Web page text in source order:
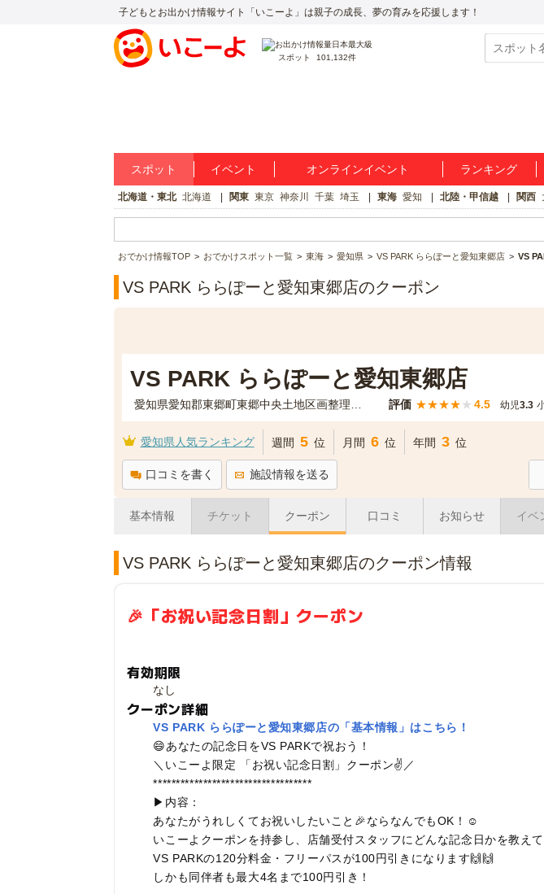
子どもとお出かけ情報サイト「いこーよ」は親子の成長、夢の育みを応援します！
スポット 101,132件
スポット イベント オンラインイベント ランキング
北海道・東北 北海道 関東 東京 神奈川 千葉 埼玉 東海 愛知 北陸・甲信越 関西
おでかけ情報TOP おでかけスポット一覧 東海 愛知県 VS PARK ららぽーと愛知東郷店 VS
VS PARK ららぽーと愛知東郷店のクーポン
VS PARK ららぽーと愛知東郷店
評価 ★★★★★ 4.5 幼児3.3
愛知県人気ランキング 週間 5 位 月間 6 位 年間 3 位
口コミを書く 施設情報を送る
基本情報 チケット クーポン 口コミ お知らせ イベ
VS PARK ららぽーと愛知東郷店のクーポン情報
🎉「お祝い記念日割」クーポン
有効期限
なし
クーポン詳細
VS PARK ららぽーと愛知東郷店の「基本情報」はこちら！
😄あなたの記念日をVS PARKで祝おう！
＼いこーよ限定 「お祝い記念日割」クーポン✌️／
***********************************
▶内容：
あなたがうれしくてお祝いしたいこと🎉ならなんでもOK！☺️
いこーよクーポンを持参し、店舗受付スタッフにどんな記念日かを教えて
VS PARKの120分料金・フリーパスが100円引きになります🙌🙌
しかも同伴者も最大4名まで100円引き！